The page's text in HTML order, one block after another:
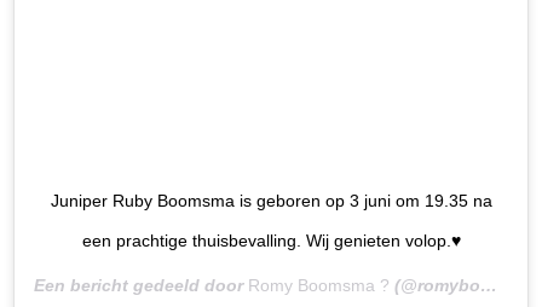
Juniper Ruby Boomsma is geboren op 3 juni om 19.35 na
een prachtige thuisbevalling. Wij genieten volop.♥️
Een bericht gedeeld door Romy Boomsma ? (@romyboomsma) op